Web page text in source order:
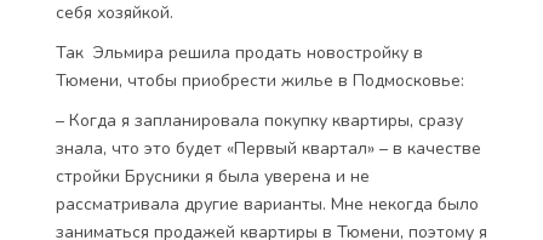
себя хозяйкой.
Так Эльмира решила продать новостройку в
Тюмени, чтобы приобрести жилье в Подмосковье:
– Когда я запланировала покупку квартиры, сразу
знала, что это будет «Первый квартал» – в качестве
стройки Брусники я была уверена и не
рассматривала другие варианты. Мне некогда было
заниматься продажей квартиры в Тюмени, поэтому я